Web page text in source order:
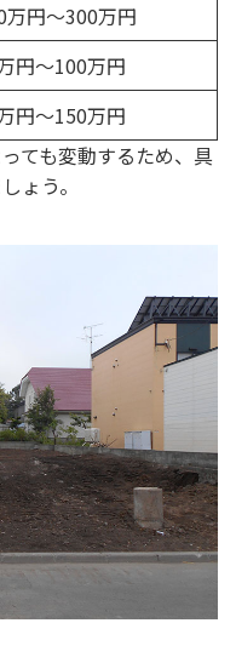
万円～300万円
円～100万円
円～150万円
ても変動するため、具
ょう。